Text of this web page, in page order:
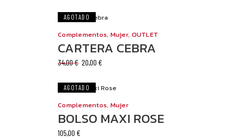
elegir
producto
OFERTA
AGOTADO
Complementos, Mujer, OUTLET
CARTERA CEBRA
34,00€ El
era:
34,00 €.
20,00 €
es:
AGOTADO
Complementos, Mujer
BOLSO MAXI ROSE
105,00 €